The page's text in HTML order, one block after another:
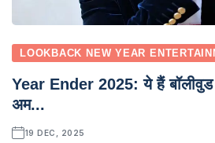
LOOKBACK NEW YEAR
Year Ender 2025: ये हैं
अम...
19 DEC, 2025